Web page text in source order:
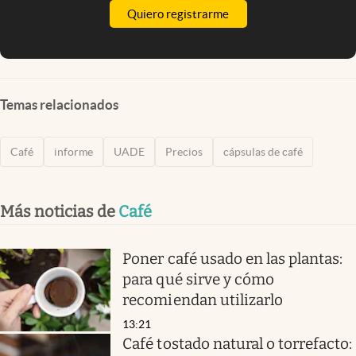
Quiero registrarme
Temas relacionados
Café informe UADE Precios cápsulas de café
Más noticias de Café
Poner café usado en las plantas:
para qué sirve y cómo
recomiendan utilizarlo
13:21
Café tostado natural o torrefacto: